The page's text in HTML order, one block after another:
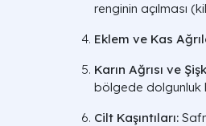
renginin açılması
Eklem ve Kas
Karın Ağrısı ve
bölgede dolgunluk
Cilt Kaşıntıları: